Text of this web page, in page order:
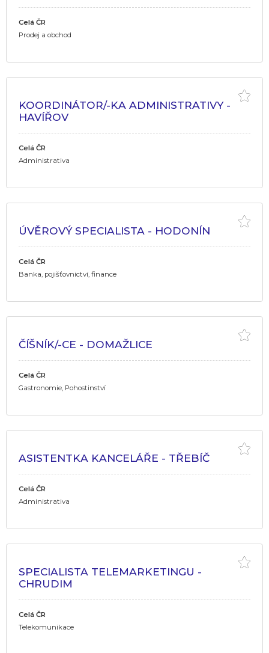
Celá ČR
Prodej a obchod
KOORDINÁTOR/-KA ADMINISTRATIVY -
HAVÍŘOV
Celá ČR
Administrativa
ÚVĚROVÝ SPECIALISTA - HODONÍN
Celá ČR
Banka, pojišťovnictví, finance
ČÍŠNÍK/-CE - DOMAŽLICE
Celá ČR
Gastronomie, Pohostinství
ASISTENTKA KANCELÁŘE - TŘEBÍČ
Celá ČR
Administrativa
SPECIALISTA TELEMARKETINGU -
CHRUDIM
Celá ČR
Telekomunikace